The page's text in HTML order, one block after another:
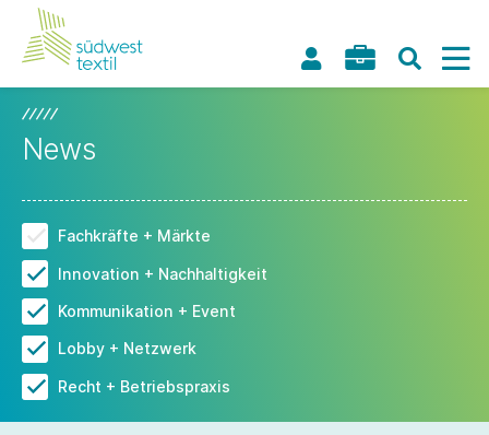
News
Fachkräfte + Märkte
Innovation + Nachhaltigkeit
Kommunikation + Event
Lobby + Netzwerk
Recht + Betriebspraxis